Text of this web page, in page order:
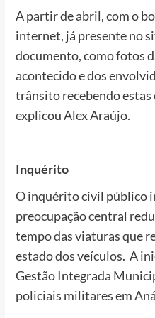
A partir de abril, com o
internet, já presente no
documento, como fotos
acontecido e dos
trânsito recebendo estas
explicou Alex Araújo.
Inquérito
O inquérito civil público
preocupação central
tempo das viaturas que
estado dos veículos. A
Gestão Integrada
policiais militares em